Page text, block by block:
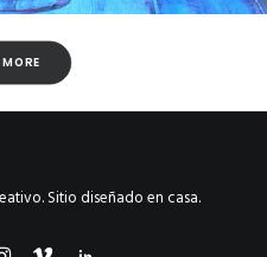
Sitio diseñado en casa.